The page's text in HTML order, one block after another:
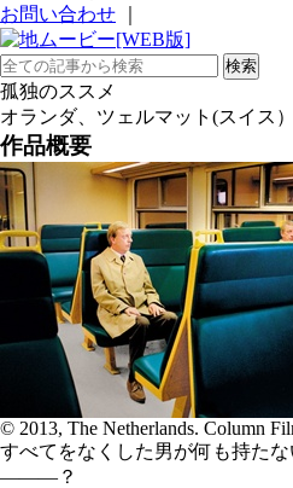
お問い合わせ
孤独のススメ
オランダ、ツェルマット(スイス）
作品概要
© 2013, The Netherlands. Column
すべてをなくした男が何も持た
―――？